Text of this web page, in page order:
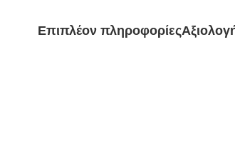
Επιπλέον πληροφορίες